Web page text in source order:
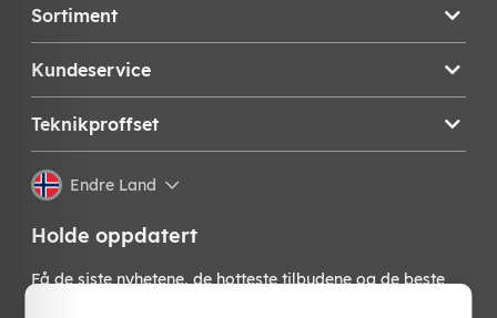
Sortiment
Kundeservice
Teknikproffset
Endre Land
Holde oppdatert
Få de siste nyhetene, de hotteste tilbudene og de beste